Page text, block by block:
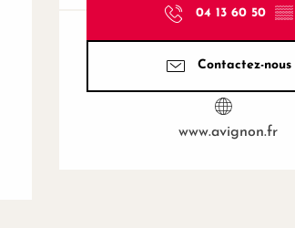
04 13 60 50 ▒▒
Contactez-nous
www.avignon.fr